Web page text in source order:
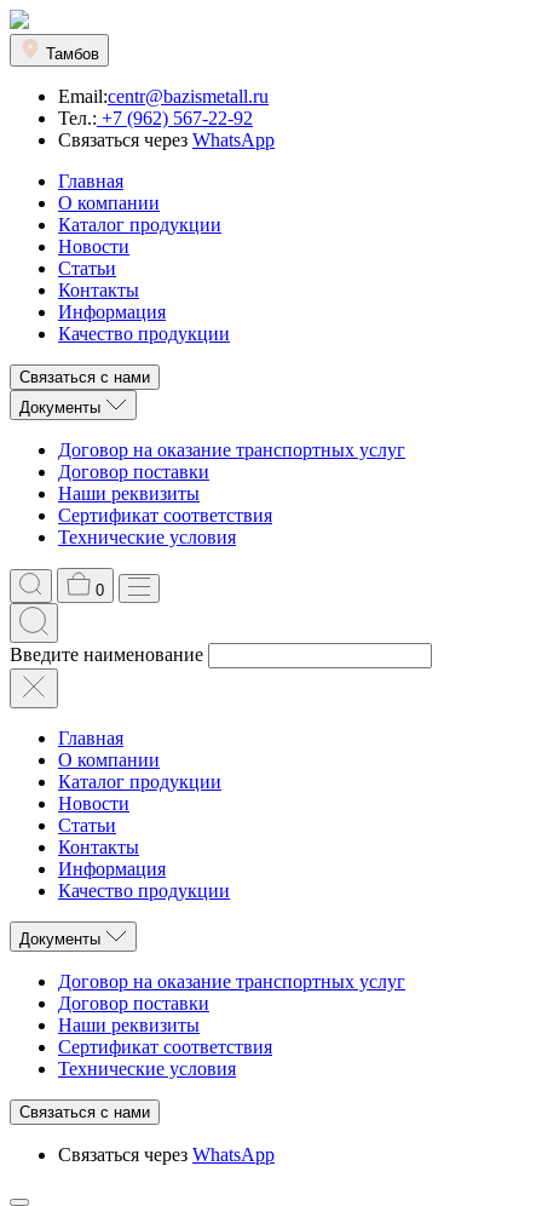
Тамбов
Email:centr@bazismetall.ru
Тел.: +7 (962) 567-22-92
Связаться через WhatsApp
Главная
О компании
Каталог продукции
Новости
Статьи
Контакты
Информация
Качество продукции
Связаться с нами
Документы
Договор на оказание транспортных услуг
Договор поставки
Наши реквизиты
Сертификат соответствия
Технические условия
0
Введите наименование
Главная
О компании
Каталог продукции
Новости
Статьи
Контакты
Информация
Качество продукции
Документы
Договор на оказание транспортных услуг
Договор поставки
Наши реквизиты
Сертификат соответствия
Технические условия
Связаться с нами
Связаться через WhatsApp